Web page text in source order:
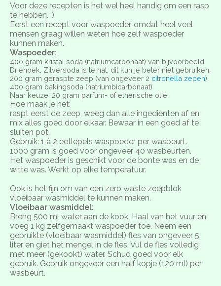
Voor deze recepten is het wel heel handig om een rasp
te hebben. :)
Eerst een recept voor waspoeder, omdat heel veel
mensen graag willen weten hoe zelf waspoeder
kunnen maken.
Waspoeder:
400 gram kristal soda (natriumcarbonaat) van bijvoorbeeld
Driehoek. Zilversoda is te nat, dit kun je beter niet gebruiken.
200 gram geraspte zeep (van ongeveer 2 citronella zepen)
400 gram bakingsoda (natriumbicarbonaat)
Naar keuze: 20 gram parfum- of etherische olie
Hoe maak je het:
raspt eerst de zeep, weeg dan alle ingediënten af en
mix alles goed door elkaar. Bewaar in een goed af te
sluiten pot.
Gebruik: 1 à 2 eetlepels waspoeder per wasbeurt.
1000 gram is goed voor ongeveer 40 wasbeurten.
Het waspoeder is geschikt voor de bonte was en de
witte was. Werkt op elke temperatuur.
Ook is het fijn om van een zero waste zeepblok
vloeibaar wasmiddel te kunnen maken.
Vloeibaar wasmiddel:
Breng 500 ml water aan de kook. Haal van het vuur en
voeg 1 kg zelfgemaakt waspoeder toe. Neem een
gebruikte (vloeibaar wasmiddel) fles van ongeveer 5
liter en giet het mengel in de fles. Vul de fles volledig
met meer (gekookt) water. Schud goed voor elk
gebruik. Gebruik ongeveer een half kopje (120 ml) per
wasbeurt.